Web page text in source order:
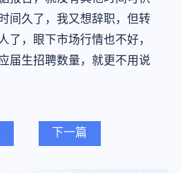
间久了，我又想辞职，但转
了，眼下市场行情也不好，
届生招聘数量，就更不用说
下一篇